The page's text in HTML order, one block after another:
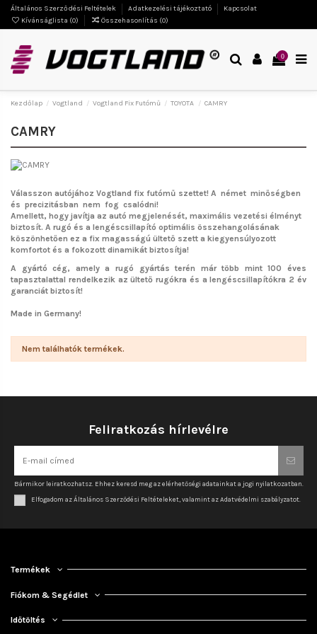
Általános Szerződési Feltételek Adatkezelési tájékoztató
Kapcsolat
Kívánságlista (0) Összehasonlítás (0)
0
Kezdőlap Vogtland Vogtland Fix Futómű TOYOTA CAMRY
CAMRY
Válasszon autójához Vogtland fix futómű szettet! A német minőségben
és precizitásban nem fog csalódni!
Amellett, hogy javítja az autó megjelenését, maximális vezetési élményt
biztosít. A rugó és a lengéscsillapító optimális összehangolásának
köszönhetően ez a fix magasságú ültető szett a kiegyensúlyozott
komfortot és a fokozott dinamikát biztosítja!
A gyártó cég, amely a rugó gyártás terén már több mint 100 éves
tapasztalattal rendelkezik az ültető rugókra és a lengéscsillapítókra 2 év
garanciát biztosít!
Made in Germany!
Nem találhatók termékek.
Feliratkozás hírlevélre
Bármikor leiratkozhatsz. Ehhez keresd meg az elérhetőségi adatainkat a jogi nyilatkozatban.
Elfogadom az Általános Szerződési Feltételeket, valamint az Adatvédelmi szabályzatot.
Termékek
Fiókom & Segédlet
Időtöltés